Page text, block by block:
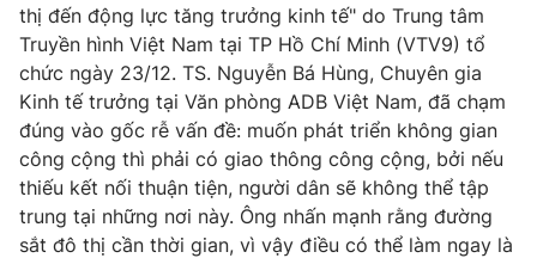
Thị trường 24h Tấm lòng Việt
VTV4 Vươn mình bằng AI
VTV9 VTV8
Liên hệ tòa soạn English
thị đến động lực tăng trưởng kinh tế" do Trung tâm
Truyền hình Việt Nam tại TP Hồ Chí Minh (VTV9) tổ
chức ngày 23/12. TS. Nguyễn Bá Hùng, Chuyên gia
Kinh tế trưởng tại Văn phòng ADB Việt Nam, đã chạm
đúng vào gốc rễ vấn đề: muốn phát triển không gian
công cộng thì phải có giao thông công cộng, bởi nếu
thiếu kết nối thuận tiện, người dân sẽ không thể tập
trung tại những nơi này. Ông nhấn mạnh rằng đường
sắt đô thị cần thời gian, vì vậy điều có thể làm ngay là